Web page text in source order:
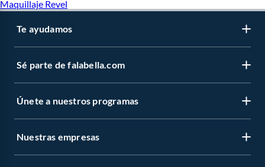
Maquillaje Revel
Te ayudamos
Sé parte de falabella.com
Únete a nuestros programas
Nuestras empresas